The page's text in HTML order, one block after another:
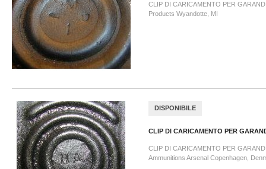
CLIP DI CARICAMENTO PER
Products Wyandotte, MI
DISPONIBILE
CLIP DI CARICAMENTO PER
CLIP DI CARICAMENTO PER
Ammunitions Arsenal Copenhagen,